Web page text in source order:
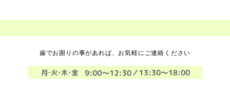
歯でお困りの事があれば、お気軽にご連絡ください